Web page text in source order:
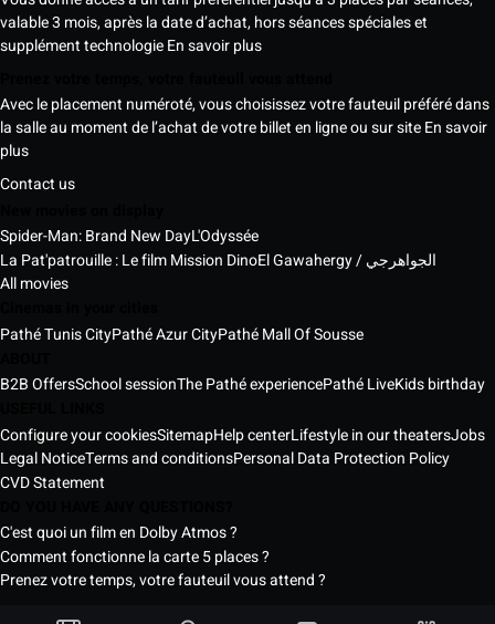
valable 3 mois, après la date d’achat, hors séances spéciales et
supplément technologieEn savoir plus
Avec le placement numéroté, vous choisissez votre fauteuil préféré dans
la salle au moment de l’achat de votre billet en ligne ou sur siteEn savoir
plus
Contact us
Spider-Man: Brand New DayL'Odyssée
La Pat'patrouille : Le film Mission Dino
El Gawahergy / الجواهرجي
All movies
Pathé Tunis CityPathé Azur CityPathé Mall Of Sousse
B2B OffersSchool sessionThe Pathé experiencePathé LiveKids birthday
Configure your cookiesSitemapHelp centerLifestyle in our theatersJobs
Legal NoticeTerms and conditionsPersonal Data Protection Policy
CVD Statement
C'est quoi un film en Dolby Atmos ?
Comment fonctionne la carte 5 places ?
Prenez votre temps, votre fauteuil vous attend ?